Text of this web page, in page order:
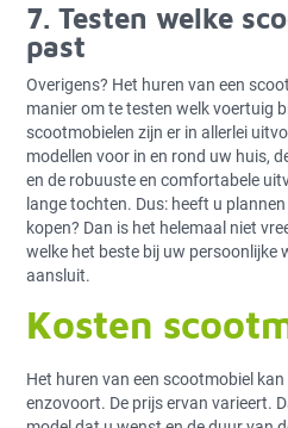
7. Testen welke
past
Overigens? Het huren van een
manier om te testen welk voertuig
scootmobielen zijn er in allerlei
modellen voor in en rond uw huis,
en de robuuste en comfortabele
lange tochten. Dus: heeft u
kopen? Dan is het helemaal niet
welke het beste bij uw persoonlijke
aansluit.
Kosten
Het huren van een scootmobiel
enzovoort. De prijs ervan varieert.